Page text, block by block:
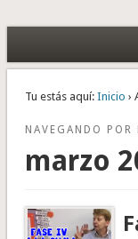
Tu estás aquí: Inicio ›
NAVEGANDO POR
marzo